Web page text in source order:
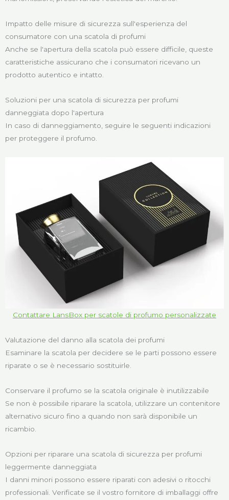
Impatto delle misure di sicurezza sull'esperienza del
consumatore con una scatola di profumi
Anche se l'apertura della scatola può essere difficile, queste
caratteristiche assicurano che i consumatori ricevano un
prodotto autentico e intatto.
Soluzioni per una scatola di sicurezza per profumi
danneggiata dopo l'apertura
In caso di danneggiamento, seguire le seguenti indicazioni
per proteggere il profumo.
Contattare LansBox per scatole di profumo personalizzate
Valutazione del danno alla scatola dei profumi
Esaminare la scatola per decidere se le parti possono essere
riparate o se è necessario sostituirle.
Conservare il profumo se la scatola originale è inutilizzabile
Se non è possibile riparare la scatola, utilizzare un contenitore
alternativo sicuro fino a quando non sarà disponibile un
ricambio.
Opzioni per riparare una scatola di sicurezza per profumi
leggermente danneggiata
I danni minori possono essere riparati con adesivi o ritocchi
professionali. Verificate se il vostro fornitore di imballaggi offre